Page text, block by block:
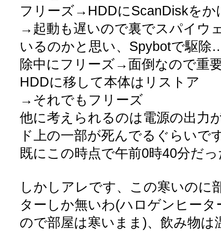
フリーズ→HDDにScanDiskをか
→起動も遅いので裏でスパイウ
いるのかと思い、Spybotで駆
除中にフリーズ→面倒なので重
HDDに移して本体はリストア
→それでもフリーズ
他に考えられるのは電源の出力
ド上の一部が死んでるぐらい
既にこの時点で午前0時40分だ
しかしアレです、この寒いのに
ターしか無いわ(ハロゲンヒー
ので部屋は寒いまま)、飲み物は